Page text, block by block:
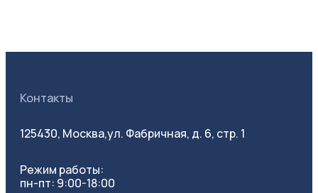
Контакты
125430, Москва,ул. Фабричная, д. 6, стр. 1
Режим работы:
пн-пт: 9:00-18:00